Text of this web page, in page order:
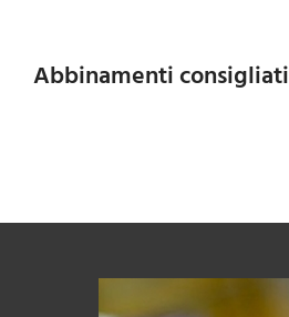
Abbinamenti consigliati